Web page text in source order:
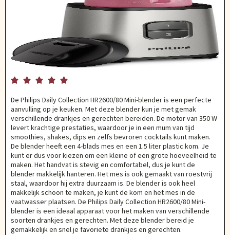
    
De Philips Daily Collection HR2600/80 Mini-blender is een perfecte
aanvulling op je keuken. Met deze blender kun je met gemak
verschillende drankjes en gerechten bereiden. De motor van 350 W
levert krachtige prestaties, waardoor je in een mum van tijd
smoothies, shakes, dips en zelfs bevroren cocktails kunt maken.
De blender heeft een 4-blads mes en een 1.5 liter plastic kom. Je
kunt er dus voor kiezen om een kleine of een grote hoeveelheid te
maken. Het handvat is stevig en comfortabel, dus je kunt de
blender makkelijk hanteren. Het mes is ook gemaakt van roestvrij
staal, waardoor hij extra duurzaam is. De blender is ook heel
makkelijk schoon te maken, je kunt de kom en het mes in de
vaatwasser plaatsen. De Philips Daily Collection HR2600/80 Mini-
blender is een ideaal apparaat voor het maken van verschillende
soorten drankjes en gerechten. Met deze blender bereid je
gemakkelijk en snel je favoriete drankjes en gerechten.